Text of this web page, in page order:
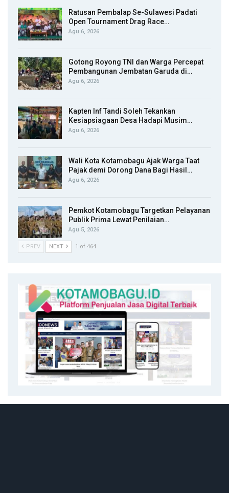
Ratusan Pembalap Se-Sulawesi Padati
Open Tournament Drag Race…
Agu 6, 2026
Gotong Royong TNI dan Warga Percepat
Pembangunan Jembatan Garuda di…
Agu 6, 2026
Kapten Inf Tandi Soleh Tekankan
Kesiapsiagaan Desa Hadapi Musim…
Agu 6, 2026
Wali Kota Kotamobagu Ajak Warga Taat
Pajak demi Dorong Dana Bagi Hasil…
Agu 6, 2026
Pemkot Kotamobagu Targetkan Pelayanan
Publik Prima Lewat Penilaian…
Agu 5, 2026
PREV NEXT 1 of 464